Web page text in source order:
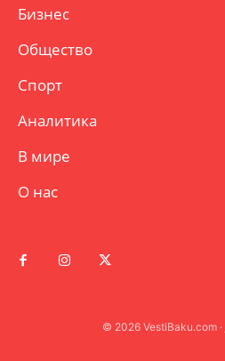
Бизнес
Общество
Спорт
Аналитика
В мире
О нас
© 2026 VestiBaku.com ·